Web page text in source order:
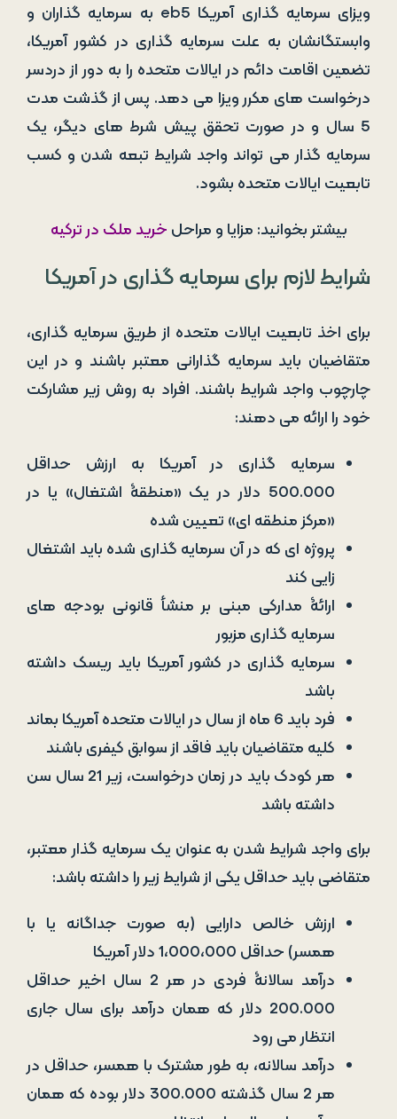
ویزای سرمایه گذاری آمریکا eb5 به سرمایه ­گذاران و
وابستگان­شان به علت سرمایه گذاری در کشور آمریکا،
تضمین اقامت دائم در ایالات متحده را به دور از دردسر
درخواست­ های مکرر ویزا می­ دهد. پس از گذشت مدت
5 سال و در صورت تحقق پیش ­شرط­ های دیگر، یک
سرمایه­ گذار می­ تواند واجد شرایط تبعه­ شدن و کسب
تابعیت ایالات متحده بشود.
بیشتر بخوانید: مزایا و مراحل خرید ملک در ترکیه
شرایط لازم برای سرمایه گذاری در آمریکا
برای اخذ تابعیت ایالات متحده از طریق سرمایه ­گذاری،
متقاضیان باید سرمایه گذارانی معتبر باشند و در این
چارچوب واجد شرایط باشند. افراد به روش زیر مشارکت
خود را ارائه می ­دهند:
سرمایه گذاری در آمریکا به ارزش حداقل
500.000 دلار در یک «منطقۀ اشتغال» یا در
«مرکز منطقه ای» تعیین شده
پروژه ای که در آن سرمایه گذاری شده باید اشتغال
زایی کند
ارائۀ مدارکی مبنی بر منشأ قانونی بودجه های
سرمایه گذاری مزبور
سرمایه گذاری در کشور آمریکا باید ریسک داشته
باشد
فرد باید 6 ماه از سال در ایالات متحده آمریکا بماند
کلیه متقاضیان باید فاقد از سوابق کیفری باشند
هر کودک باید در زمان درخواست، زیر 21 سال سن
داشته باشد
برای واجد شرایط شدن به عنوان یک سرمایه­ گذار معتبر،
متقاضی باید حداقل یکی از شرایط زیر را داشته باشد:
ارزش خالص دارایی (به صورت جداگانه یا با
همسر) حداقل 1،000،000 دلار آمریکا
درآمد سالانۀ فردی در هر 2 سال اخیر حداقل
200.000 دلار که همان درآمد برای سال جاری
انتظار می رود
درآمد سالانه، به طور مشترک با همسر، حداقل در
هر 2 سال گذشته 300.000 دلار بوده که همان